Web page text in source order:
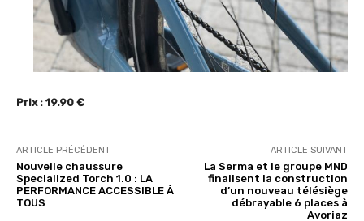
Prix : 19.90 €
ARTICLE PRÉCÉDENT
Nouvelle chaussure
Specialized Torch 1.0 : LA
PERFORMANCE ACCESSIBLE À
TOUS
ARTICLE SUIVANT
La Serma et le groupe MND
finalisent la construction
d’un nouveau télésiège
débrayable 6 places à
Avoriaz